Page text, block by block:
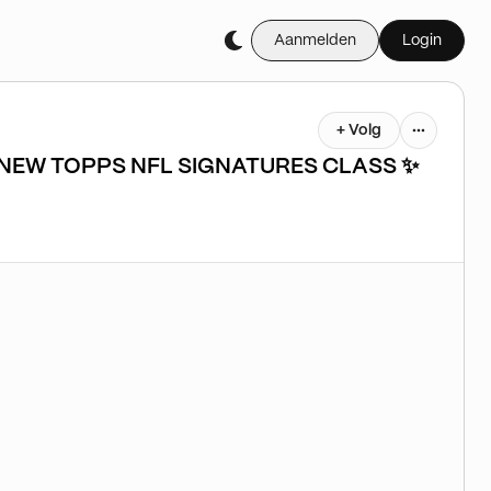
Aanmelden Login
+ Volg
TOPPS NFL SIGNATURES CLASS ✨